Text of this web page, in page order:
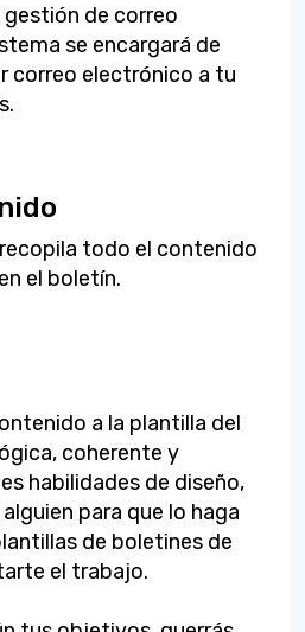
gestión de correo
se encargará de
correo electrónico a tu
todo el contenido
el boletín.
a la plantilla del
coherente y
habilidades de diseño,
para que lo haga
de boletines de
el trabajo.